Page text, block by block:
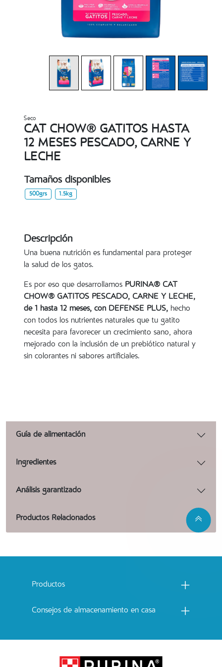
Seco
CAT CHOW® GATITOS HASTA
12 MESES PESCADO, CARNE Y
LECHE
Tamaños disponibles
500grs 1.5kg
Descripción
Una buena nutrición es fundamental para proteger
la salud de los gatos.
Es por eso que desarrollamos PURINA® CAT
CHOW® GATITOS PESCADO, CARNE Y LECHE,
de 1 hasta 12 meses, con DEFENSE PLUS, hecho
con todos los nutrientes naturales que tu gatito
necesita para favorecer un crecimiento sano, ahora
mejorado con la inclusión de un prebiótico natural y
sin colorantes ni sabores artificiales.
Guía de alimentación
Ingredientes
Análisis garantizado
Productos Relacionados
Productos
Consejos de almacenamiento en casa